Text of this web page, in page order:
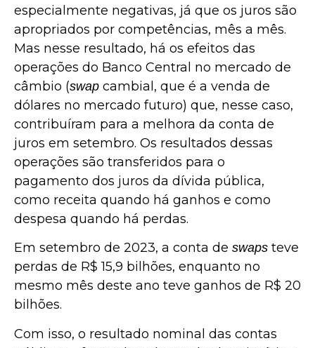
especialmente negativas, já que os juros são
apropriados por competências, mês a mês.
Mas nesse resultado, há os efeitos das
operações do Banco Central no mercado de
câmbio (swap cambial, que é a venda de
dólares no mercado futuro) que, nesse caso,
contribuíram para a melhora da conta de
juros em setembro. Os resultados dessas
operações são transferidos para o
pagamento dos juros da dívida pública,
como receita quando há ganhos e como
despesa quando há perdas.
Em setembro de 2023, a conta de swaps teve
perdas de R$ 15,9 bilhões, enquanto no
mesmo mês deste ano teve ganhos de R$ 20
bilhões.
Com isso, o resultado nominal das contas